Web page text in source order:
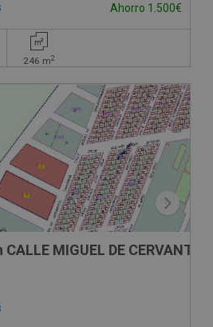
Ahorro 1.500€
246 m2
MIGUEL DE